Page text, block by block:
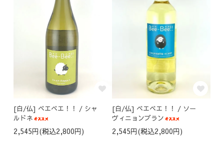
[白/仏] ベエベエ！！ / シャ
ルドネ
2,545円(税込2,800円)
[白/仏] ベエベエ！！ / ソー
ヴィニョンブラン
2,545円(税込2,800円)